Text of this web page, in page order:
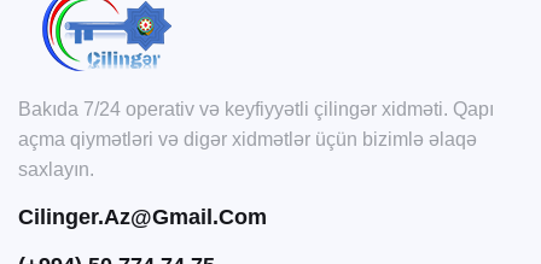
Bakıda 7/24 operativ və keyfiyyətli çilingər xidməti. Qapı
açma qiymətləri və digər xidmətlər üçün bizimlə əlaqə
saxlayın.
Cilinger.az@gmail.com